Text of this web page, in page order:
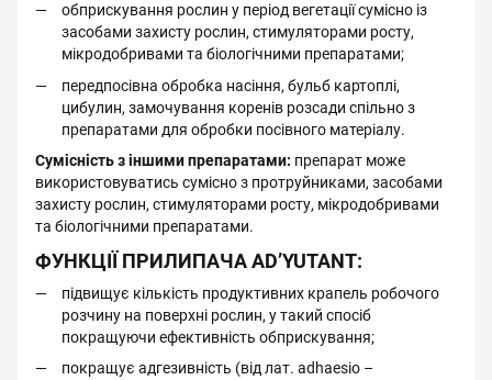
обприскування рослин у період вегетації сумісно із
засобами захисту рослин, стимуляторами росту,
мікродобривами та біологічними препаратами;
передпосівна обробка насіння, бульб картоплі,
цибулин, замочування коренів розсади спільно з
препаратами для обробки посівного матеріалу.
Сумісність з іншими препаратами: препарат може
використовуватись сумісно з протруйниками, засобами
захисту рослин, стимуляторами росту, мікродобривами
та біологічними препаратами.
ФУНКЦІЇ ПРИЛИПАЧА AD’YUTANT:
підвищує кількість продуктивних крапель робочого
розчину на поверхні рослин, у такий спосіб
покращуючи ефективність обприскування;
покращує адгезивність (від лат. adhaesio –